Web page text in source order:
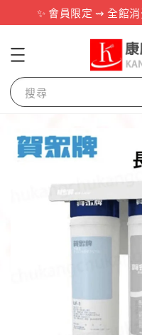
✨ 會員限定 ⇝ 全館
搜尋